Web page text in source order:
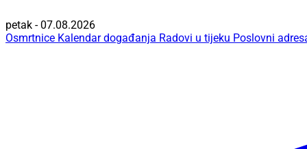
petak - 07.08.2026
Osmrtnice Kalendar događanja Radovi u tijeku Poslovni